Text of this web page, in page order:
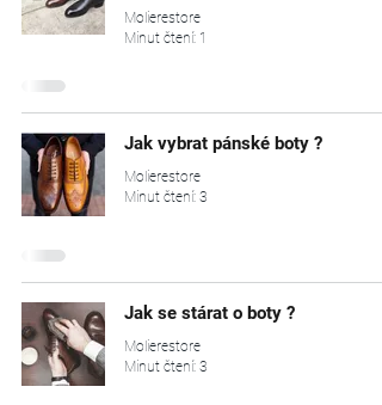
Molierestore
Minut čtení: 1
Jak vybrat pánské boty ?
Molierestore
Minut čtení: 3
Jak se stárat o boty ?
Molierestore
Minut čtení: 3